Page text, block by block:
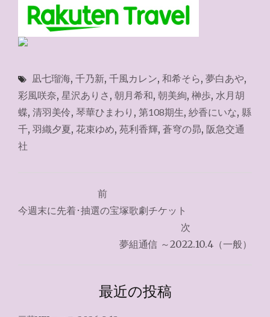
凪七瑠海, 千乃新, 千風カレン, 和希そら, 夢白あや,
彩風咲奈, 星沢ありさ , 朝月希和, 朝美絢, 榊歩, 水月胡
蝶, 清羽美伶, 琴華ひまわり , 第108期生, 紗香にいな, 縣
千, 羽織夕夏, 花束ゆめ, 苑利香輝, 蒼穹の昴, 阪急交通
社
稿
前
今週末に先着･抽選の宝塚歌劇チケット
次
夢組通信 ～2022.10.4（一般）
最近の投稿